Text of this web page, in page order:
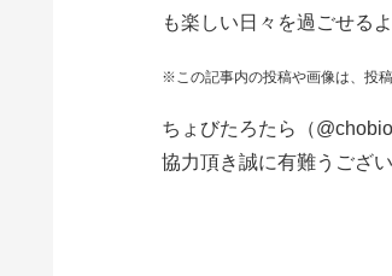
も楽しい日々を過ごせる
※この記事内の投稿や画像は、投
ちょびたろたら（
協力頂き誠に有難うござい